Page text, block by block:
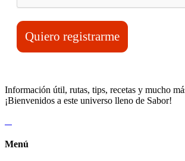
Quiero registrarme
Información útil, rutas, tips, recetas y mucho
¡Bienvenidos a este universo lleno de Sabor!
Menú